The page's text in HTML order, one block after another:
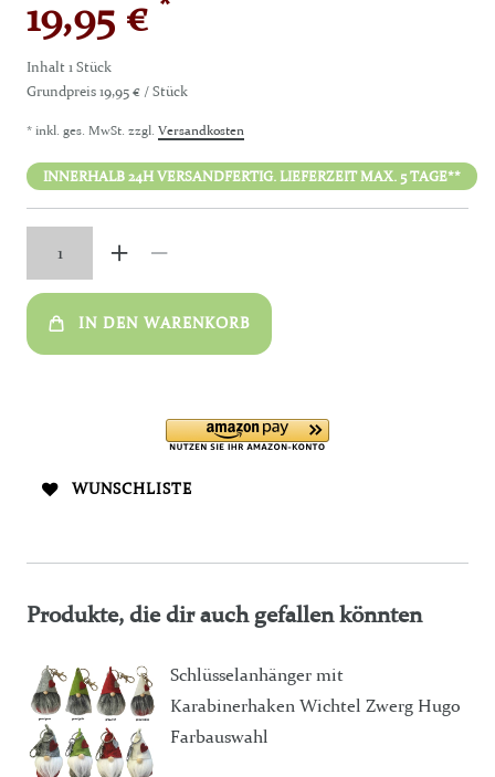
19,95 €
Inhalt1 Stück
Grundpreis19,95 € / Stück
* inkl. ges. MwSt. zzgl. Versandkosten
INNERHALB 24H VERSANDFERTIG. LIEFERZEIT MAX. 5 TAGE**
IN DEN WARENKORB
WUNSCHLISTE
Produkte, die dir auch gefallen könnten
Schlüsselanhänger mit
Karabinerhaken Wichtel Zwerg Hugo
Farbauswahl